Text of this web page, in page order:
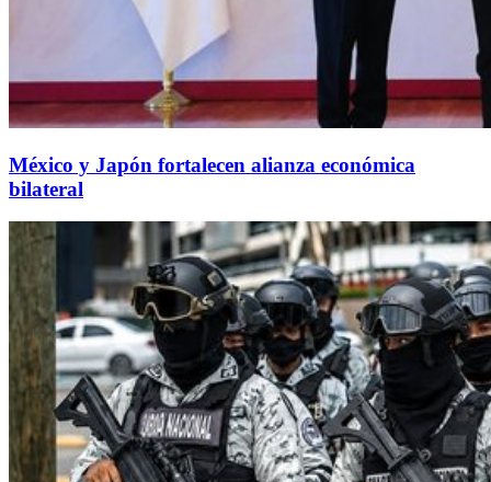
México y Japón fortalecen alianza económica
bilateral